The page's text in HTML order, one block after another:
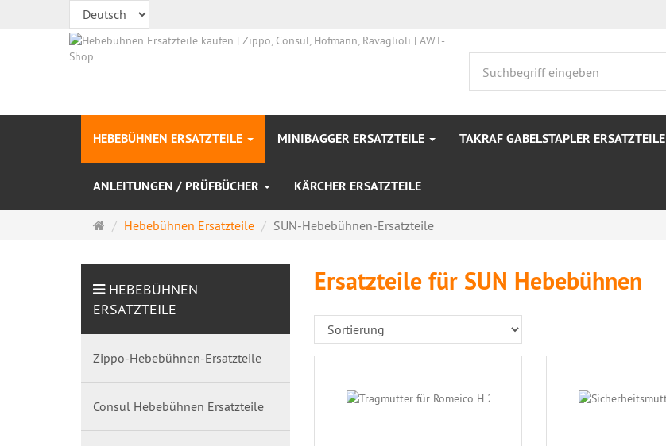
HEBEBÜHNEN ERSATZTEILE MINIBAGGER ERSATZTEILE TAKRAF GABELSTAPLER ERSATZTEILE
ANLEITUNGEN / PRÜFBÜCHER KÄRCHER ERSATZTEILE
Startseite
Hebebühnen Ersatzteile SUN-Hebebühnen-Ersatzteile
Ersatzteile für SUN Hebebühnen
HEBEBÜHNEN
ERSATZTEILE
Zippo-Hebebühnen-Ersatzteile
Consul Hebebühnen Ersatzteile